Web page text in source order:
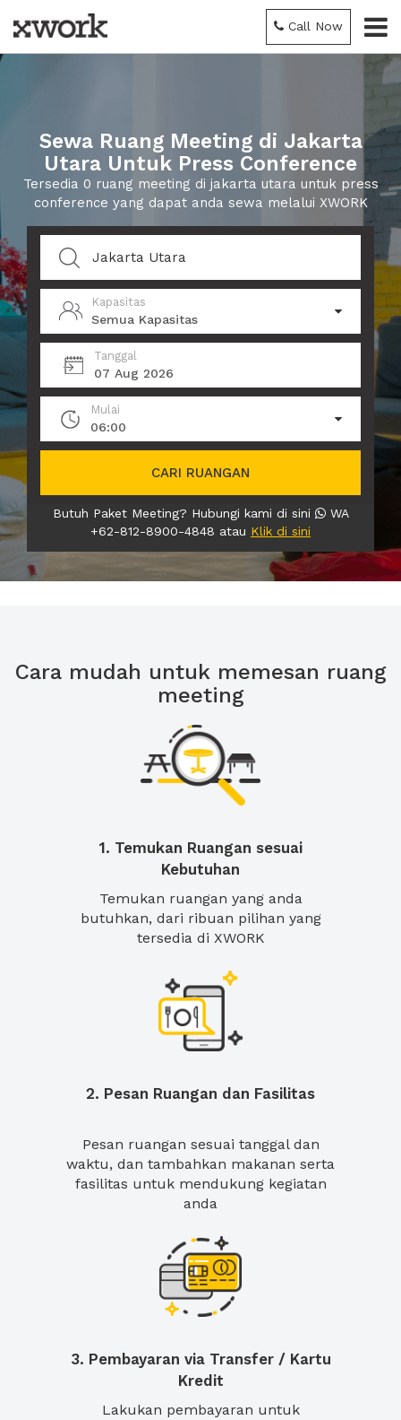
Call Now
Sewa Ruang Meeting di Jakarta
Utara Untuk Press Conference
Tersedia 0 ruang meeting di jakarta utara untuk press
conference yang dapat anda sewa melalui XWORK
Kapasitas
Semua Kapasitas
Tanggal
07 Aug 2026
Mulai
06:00
CARI RUANGAN
Butuh Paket Meeting? Hubungi kami di sini
WA
+62-812-8900-4848 atau Klik di sini
Cara mudah untuk memesan ruang
meeting
1. Temukan Ruangan sesuai
Kebutuhan
Temukan ruangan yang anda
butuhkan, dari ribuan pilihan yang
tersedia di XWORK
2. Pesan Ruangan dan Fasilitas
Pesan ruangan sesuai tanggal dan
waktu, dan tambahkan makanan serta
fasilitas untuk mendukung kegiatan
anda
3. Pembayaran via Transfer / Kartu
Kredit
Lakukan pembayaran untuk